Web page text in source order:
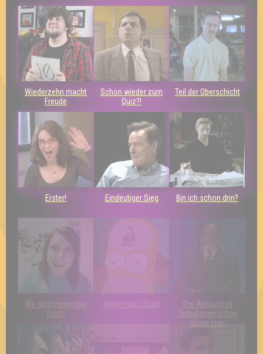
Wiederzehn macht
Freude
Schon wieder zum
Quiz?!
Teil der Oberschicht
Erster! Eindeutiger Sieg Bin ich schon drin?
Wir sind immer bei
Euch!
Nerven aus Stahl
The Amount of
Teilnahmen is too
damn high